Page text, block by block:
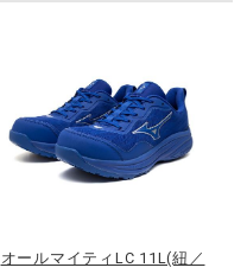
オールマイティLC 11L(紐／